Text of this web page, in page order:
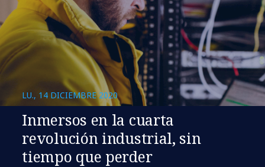
LU., 14 DICIEMBRE 2020
Inmersos en la cuarta
revolución industrial, sin
tiempo que perder